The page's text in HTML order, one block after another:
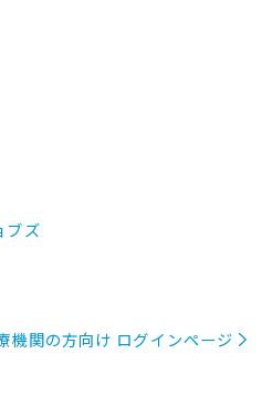
ブズ
機関の方向け ログインページ